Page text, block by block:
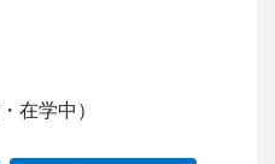
在学中）